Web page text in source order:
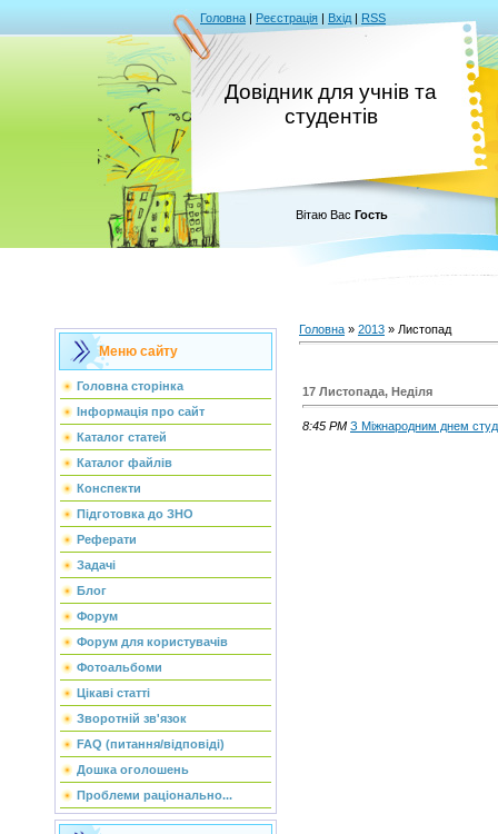
Головна | Реєстрація | Вхід | RSS
Довідник для учнів та
студентів
Вітаю Вас Гость
Меню сайту
Головна сторінка
Інформація про сайт
Каталог статей
Каталог файлів
Конспекти
Підготовка до ЗНО
Реферати
Задачі
Блог
Форум
Форум для користувачів
Фотоальбоми
Цікаві статті
Зворотній зв'язок
FAQ (питання/відповіді)
Дошка оголошень
Проблеми раціонально...
Головна » 2013 » Листопад
17 Листопада, Неділя
8:45 PM З Міжнародним днем